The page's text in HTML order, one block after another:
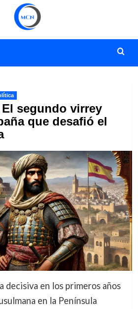
segundo virrey
que desafió el
decisiva en los primeros años
en la Península